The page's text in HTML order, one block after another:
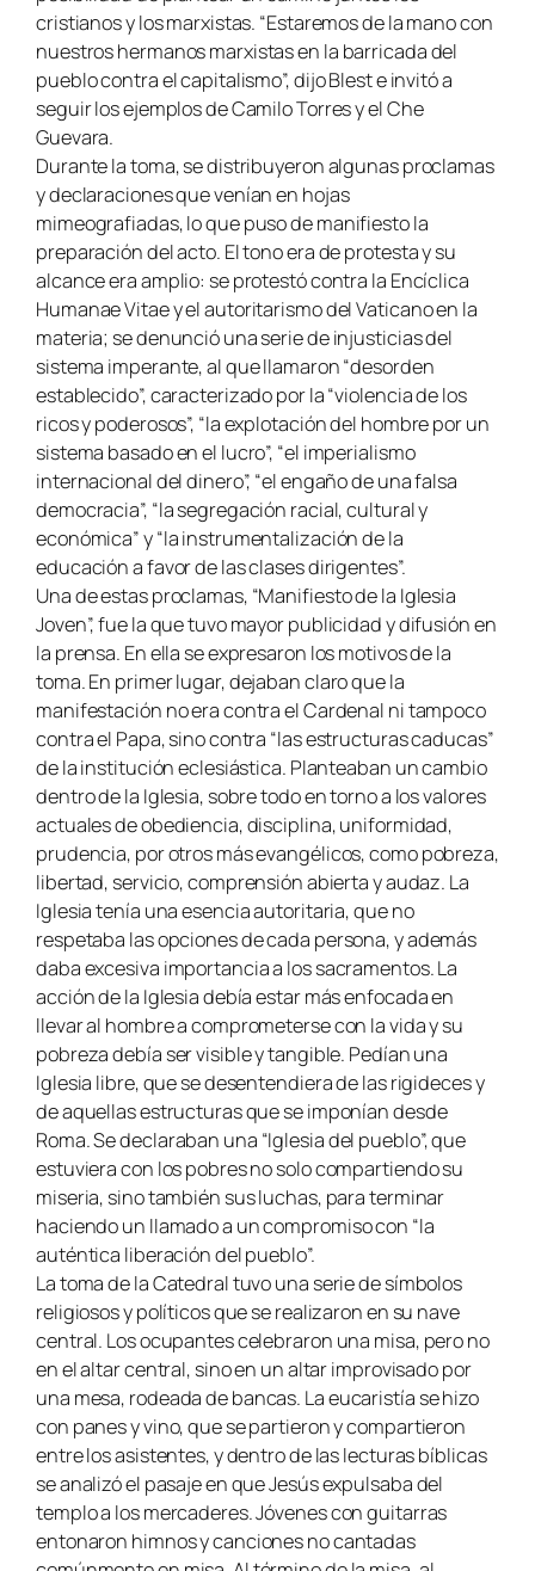
cristianos y los marxistas. “Estaremos de la mano con
nuestros hermanos marxistas en la barricada del
pueblo contra el capitalismo”, dijo Blest e invitó a
seguir los ejemplos de Camilo Torres y el Che
Guevara.
Durante la toma, se distribuyeron algunas proclamas
y declaraciones que venían en hojas
mimeografiadas, lo que puso de manifiesto la
preparación del acto. El tono era de protesta y su
alcance era amplio: se protestó contra la Encíclica
Humanae Vitae y el autoritarismo del Vaticano en la
materia; se denunció una serie de injusticias del
sistema imperante, al que llamaron “desorden
establecido”, caracterizado por la “violencia de los
ricos y poderosos”, “la explotación del hombre por un
sistema basado en el lucro”, “el imperialismo
internacional del dinero”, “el engaño de una falsa
democracia”, “la segregación racial, cultural y
económica” y “la instrumentalización de la
educación a favor de las clases dirigentes”.
Una de estas proclamas, “Manifiesto de la Iglesia
Joven”, fue la que tuvo mayor publicidad y difusión en
la prensa. En ella se expresaron los motivos de la
toma. En primer lugar, dejaban claro que la
manifestación no era contra el Cardenal ni tampoco
contra el Papa, sino contra “las estructuras caducas”
de la institución eclesiástica. Planteaban un cambio
dentro de la Iglesia, sobre todo en torno a los valores
actuales de obediencia, disciplina, uniformidad,
prudencia, por otros más evangélicos, como pobreza,
libertad, servicio, comprensión abierta y audaz. La
Iglesia tenía una esencia autoritaria, que no
respetaba las opciones de cada persona, y además
daba excesiva importancia a los sacramentos. La
acción de la Iglesia debía estar más enfocada en
llevar al hombre a comprometerse con la vida y su
pobreza debía ser visible y tangible. Pedían una
Iglesia libre, que se desentendiera de las rigideces y
de aquellas estructuras que se imponían desde
Roma. Se declaraban una “Iglesia del pueblo”, que
estuviera con los pobres no solo compartiendo su
miseria, sino también sus luchas, para terminar
haciendo un llamado a un compromiso con “la
auténtica liberación del pueblo”.
La toma de la Catedral tuvo una serie de símbolos
religiosos y políticos que se realizaron en su nave
central. Los ocupantes celebraron una misa, pero no
en el altar central, sino en un altar improvisado por
una mesa, rodeada de bancas. La eucaristía se hizo
con panes y vino, que se partieron y compartieron
entre los asistentes, y dentro de las lecturas bíblicas
se analizó el pasaje en que Jesús expulsaba del
templo a los mercaderes. Jóvenes con guitarras
entonaron himnos y canciones no cantadas